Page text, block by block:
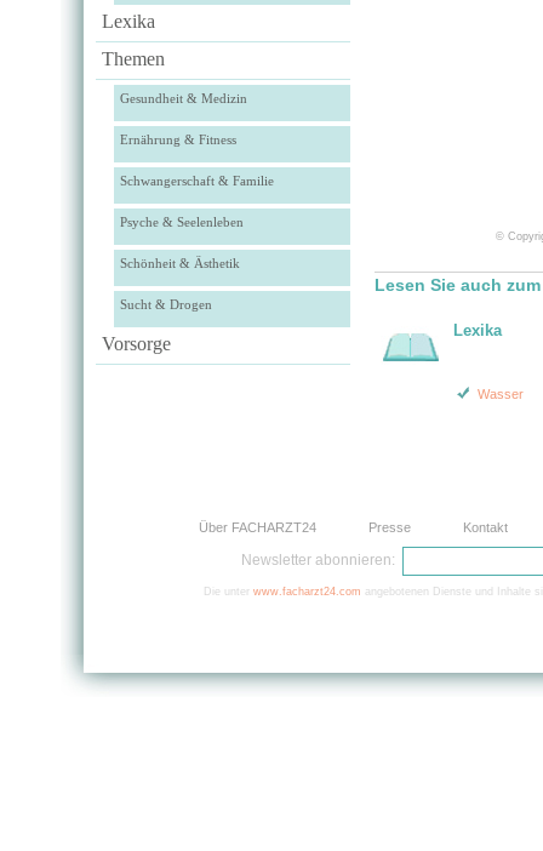
Lexika
Themen
Gesundheit & Medizin
Ernährung & Fitness
Schwangerschaft & Familie
Psyche & Seelenleben
Schönheit & Ästhetik
Sucht & Drogen
Vorsorge
©
Lesen Sie auch
Lexika
Wasser
Über FACHARZT24 Presse Kontakt
Newsletter abonnieren:
Die unter www.facharzt24.com angebotenen Dienste und Inhalte